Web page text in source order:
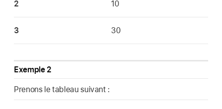
2 10
3 30
Exemple 2
Prenons le tableau suivant :